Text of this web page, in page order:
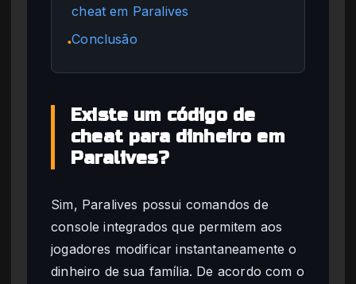
cheat em Paralives
●Conclusão
Existe um código de
cheat para dinheiro em
Paralives?
Sim, Paralives possui comandos de
console integrados que permitem aos
jogadores modificar instantaneamente o
dinheiro de sua família. De acordo com o